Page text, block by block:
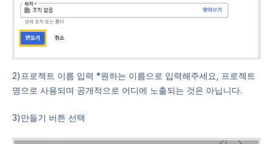
2)프로젝트 이름 입력 *원하는 이름으로 입력해주세요, 프로젝트
명으로 사용되며 공개적으로 어디에 노출되는 것은 아닙니다.
3)만들기 버튼 선택